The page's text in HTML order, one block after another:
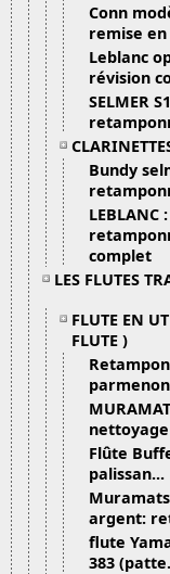
Conn
remise en
Leblanc
révision
SELMER
Bundy
LEBLANC :
complet
LES FLUTES
FLUTE EN
FLUTE )
parmenon
Flûte
palissan...
argent:
flute
383